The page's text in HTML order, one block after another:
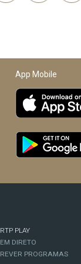
App Mobile
RTP PLAY
EM DIRETO
REVER PROGRAMAS